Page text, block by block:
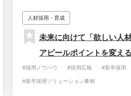
人材採用・育成
未来に向けて「欲しい人
アピールポイントを変える
#採用ノウハウ #採用広報
#新卒採用
#新卒採用ソリューション事例